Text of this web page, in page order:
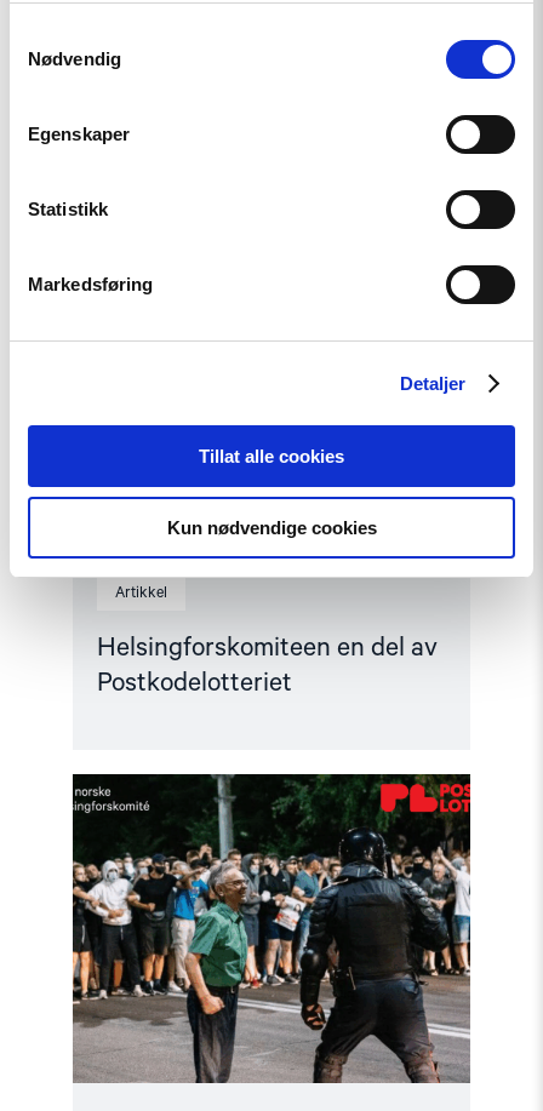
Nødvendig
Egenskaper
Statistikk
Markedsføring
Detaljer
Tillat alle cookies
Kun nødvendige cookies
menneskerettigheter på alvor
Artikkel
Helsingforskomiteen en del av
Postkodelotteriet
av
Read
article
"Sammen
for
en
bedre
verden
–
med
støtte
fra
Postkodelotteriet"